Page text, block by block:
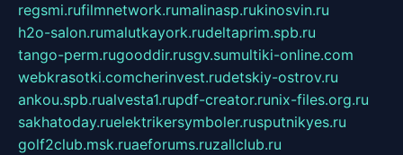
regsmi.rufilmnetwork.rumalinasp.rukinosvin.ru
h2o-salon.rumalutkayork.rudeltaprim.spb.ru
tango-perm.rugooddir.rusgv.sumultiki-online.com
webkrasotki.comcherinvest.rudetskiy-ostrov.ru
ankou.spb.rualvesta1.rupdf-creator.runix-files.org.ru
sakhatoday.ruelektrikersymboler.rusputnikyes.ru
golf2club.msk.ruaeforums.ruzallclub.ru